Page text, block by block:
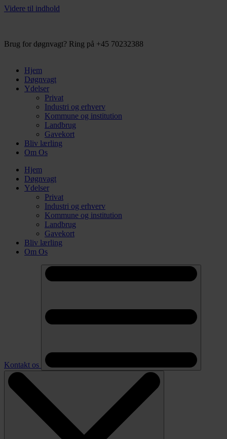
Videre til indhold
Brug for døgnvagt? Ring på +45 70232388
Hjem
Døgnvagt
Ydelser
Privat
Industri og erhverv
Kommune og institution
Landbrug
Gavekort
Bliv lærling
Om Os
Hjem
Døgnvagt
Ydelser
Privat
Industri og erhverv
Kommune og institution
Landbrug
Gavekort
Bliv lærling
Om Os
Kontakt os